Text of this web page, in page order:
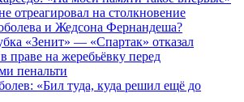
отреагировал на столкновение
и Жедсона Фернандеша?
«Зенит» — «Спартак» отказал
праве на жеребьёвку перед
пенальти
«Бил туда, куда решил ещё до